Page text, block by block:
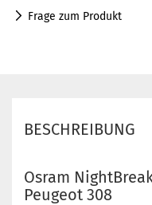
Frage zum Produkt
BESCHREIBUNG
Osram
Peugeot 308